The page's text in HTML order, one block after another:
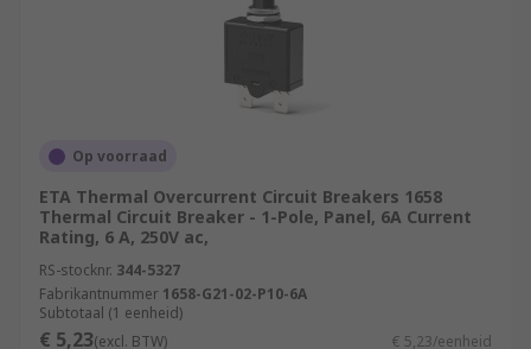
Op voorraad
ETA Thermal Overcurrent Circuit Breakers 1658
Thermal Circuit Breaker - 1-Pole, Panel, 6A Current
Rating, 6 A, 250V ac,
RS-stocknr. 344-5327
Fabrikantnummer 1658-G21-02-P10-6A
Subtotaal (1 eenheid)
€ 5,23(excl. BTW) € 5,23/eenheid